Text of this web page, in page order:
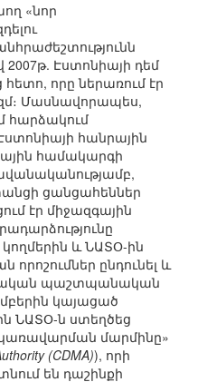
«նոր
Էստոնիայի դեմ
որը ներառում էր
Մասնավորապես,
հարձակում
հանրային
համակարգի
ցանցահեններ
էր միջազգային
և ՆԱՏՕ-ին
ընդունել և
պաշտպանական
կայացած
ՆԱՏՕ-ն ստեղծեց
մարմինը»
(CDMA)), որի
են դաշինքի